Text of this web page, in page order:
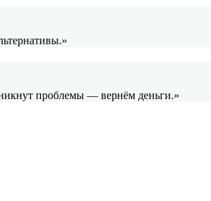
проблемы — вернём деньги.»